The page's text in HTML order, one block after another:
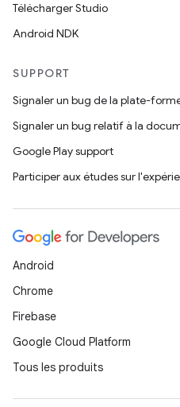
Télécharger Studio
Android NDK
SUPPORT
Signaler un bug de la plate-
Signaler un bug relatif à la
Google Play support
Participer aux études sur
Android
Chrome
Firebase
Google Cloud Platform
Tous les produits